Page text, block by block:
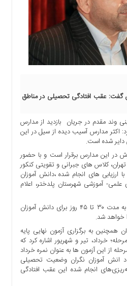
گفت: عقب افتادگی تحصیلی در مناطق
وند مقدم در جریان بازدید از مدارس
اکثر مدارس آسیب دیده از سیل در این
در این مدارس برقرار است و با حضور
کلاس های جبرانی و تقویتی کنکور
ارزیابی های انجام شده ،دانش آموزان
آموزشی شهرستان پلدختر، اعلام
زینی وند مقدم گفت: این دوره به مدت ۳۰ تا ۴۵ روز برای دانش آموزان
خواهد شد.
به برگزاری آزمون نهایی پایه
خرداد، تیر و شهریور اشاره کرد که
از این آزمون ها به عنوان نمره خرداد
د انش آموزان نگران وضعیت تحصیلی
انجام شده این عقب افتادگی